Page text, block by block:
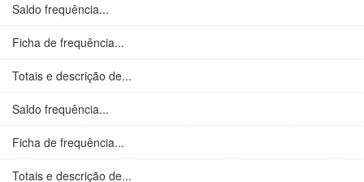
Saldo frequência...
Ficha de frequência...
Totais e descrição de...
Saldo frequência...
Ficha de frequência...
Totais e descrição de...